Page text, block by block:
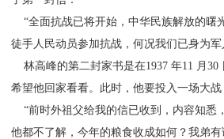
“全面抗战已将开始，中华民族解放的曙
徒手人民动员参加抗战，何况我们已身为军
林高峰的第二封家书是在1937 年11 月30
希望他回家看看。此时，他要投入一场大
“前时外祖父给我的信已收到，内容知悉
他都不了解，今年的粮食收成如何？我弟有